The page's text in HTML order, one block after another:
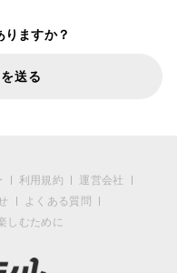
りますか？
送る
利用規約
運営会社
よくある質問
しむために